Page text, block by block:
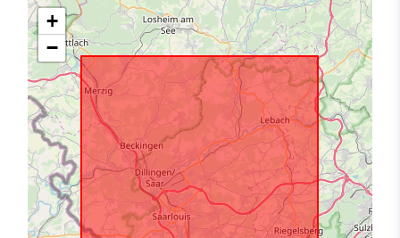
+
−